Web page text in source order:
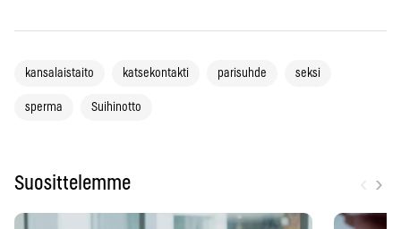
kansalaistaito katsekontakti parisuhde seksi
sperma Suihinotto
Suosittelemme ›